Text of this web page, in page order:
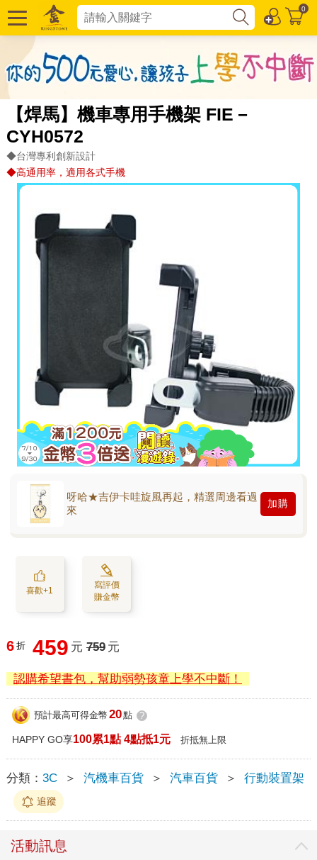
0
【焊馬】機車專用手機架 FIE－
CYH0572
◆台灣專利創新設計
◆高通用率，適用各式手機
呀哈★吉伊卡哇旋風再起，精選周邊看過
來
加購
喜歡+1
寫評價
賺金幣
6 折 459 元 759 元
認購希望書包，幫助弱勢孩童上學不中斷！
預計最高可得金幣 20點 ?
HAPPY GO享100累1點 4點抵1元 折抵無上限
分類： 3C ＞ 汽機車百貨 ＞ 汽車百貨 ＞ 行動裝置架
追蹤
活動訊息